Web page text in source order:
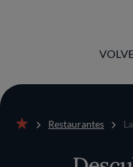
Restaurantes